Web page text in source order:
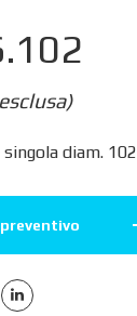
diam. 102